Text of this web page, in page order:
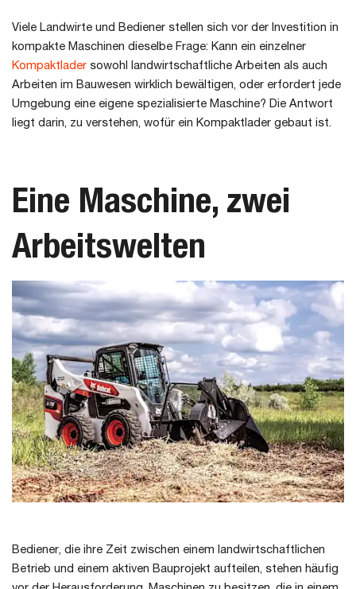
Viele Landwirte und Bediener stellen sich vor der Investition in
kompakte Maschinen dieselbe Frage: Kann ein einzelner
Kompaktlader sowohl landwirtschaftliche Arbeiten als auch
Arbeiten im Bauwesen wirklich bewältigen, oder erfordert jede
Umgebung eine eigene spezialisierte Maschine? Die Antwort
liegt darin, zu verstehen, wofür ein Kompaktlader gebaut ist.
Eine Maschine, zwei
Arbeitswelten
Bediener, die ihre Zeit zwischen einem landwirtschaftlichen
Betrieb und einem aktiven Bauprojekt aufteilen, stehen häufig